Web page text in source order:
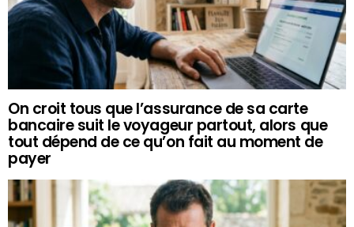
On croit tous que l’assurance de sa carte
bancaire suit le voyageur partout, alors que
tout dépend de ce qu’on fait au moment de
payer